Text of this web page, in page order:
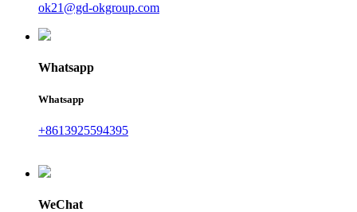
ok21@gd-okgroup.com
Whatsapp
Whatsapp
+8613925594395
WeChat